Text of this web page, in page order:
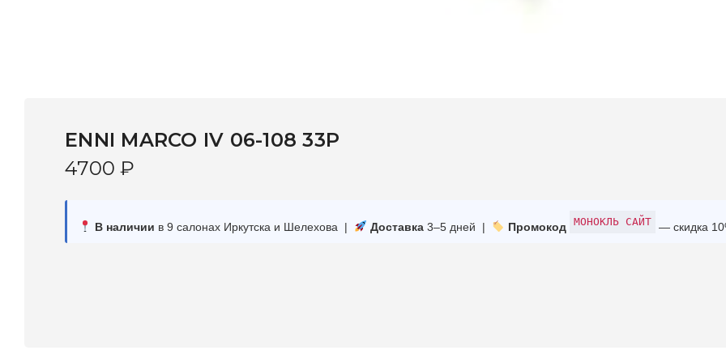
ENNI MARCO IV 06-108 33P
4700 ₽
В наличии в 9 салонах Иркутска и Шелехова | Доставка3–5 дней | Промокод МОНОКЛЬ САЙТ — скидка